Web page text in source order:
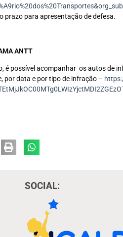
prazo para apresentação de defesa.
ANTT
é possível acompanhar os autos de
por data e por tipo de infração –
SOCIAL: